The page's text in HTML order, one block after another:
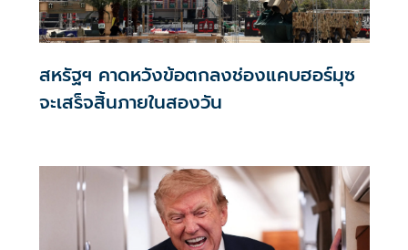
สหรัฐฯ คาดหวังข้อตกลงช่องแคบฮอร์มุซ
จะเสร็จสิ้นภายในสองวัน